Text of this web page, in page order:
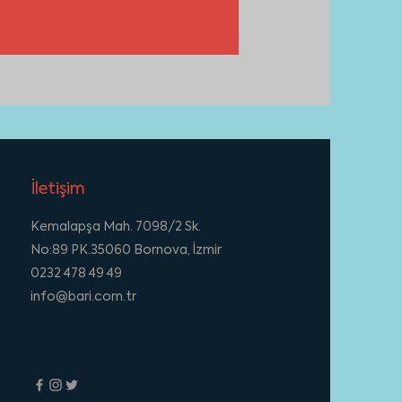
İletişim
Kemalapşa Mah. 7098/2 Sk.
No:89 PK.35060 Bornova, İzmir
0232 478 49 49
info@bari.com.tr